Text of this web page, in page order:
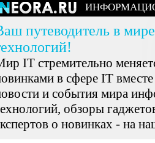
путеводитель в
IT стремительно
в сфере IT
и события мира
обзоры
о новинках - на